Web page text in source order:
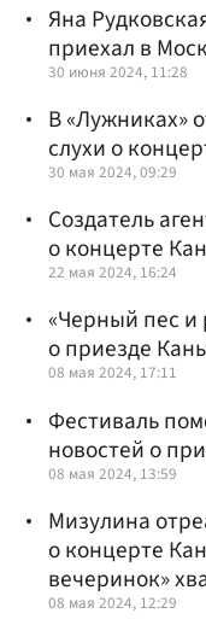
Яна
приехал в
30 июня 2024, 11:28
В «Лужниках»
слухи о
30 мая 2024, 09:29
Создатель
о концерте
22 мая 2024, 16:24
«Черный пес
о приезде
08 мая 2024, 17:11
Фестиваль
новостей о
08 мая 2024, 13:59
Мизулина
о концерте
вечеринок»
08 мая 2024, 12:29